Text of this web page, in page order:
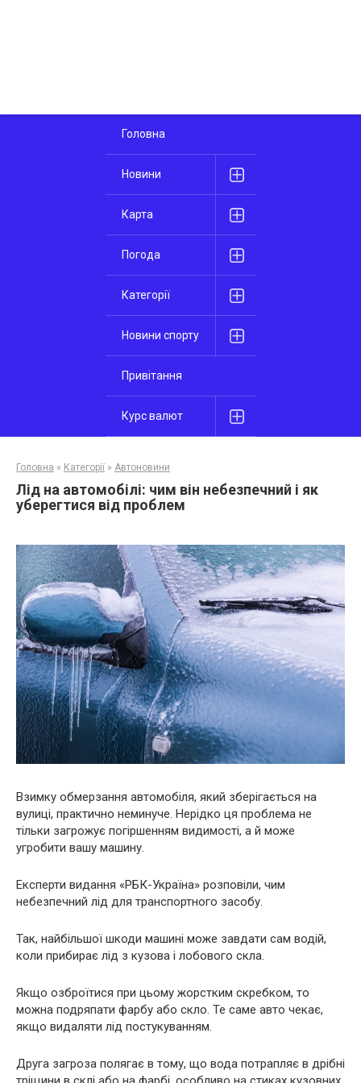
Головна
Новини
Карта
Погода
Категорії
Новини спорту
Привітання
Курс валют
Головна » Категорії » Автоновини
Лід на автомобілі: чим він небезпечний і як
уберегтися від проблем
Взимку обмерзання автомобіля, який зберігається на
вулиці, практично неминуче. Нерідко ця проблема не
тільки загрожує погіршенням видимості, а й може
угробити вашу машину.
Експерти видання «РБК-Україна» розповіли, чим
небезпечний лід для транспортного засобу.
Так, найбільшої шкоди машині може завдати сам водій,
коли прибирає лід з кузова і лобового скла.
Якщо озброїтися при цьому жорстким скребком, то
можна подряпати фарбу або скло. Те саме авто чекає,
якщо видаляти лід постукуванням.
Друга загроза полягає в тому, що вода потрапляє в дрібні